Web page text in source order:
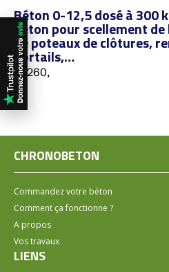
Béton 0-12,5 dosé à 300
béton pour scellement
de poteaux de clôtures,
portails,…
76260,
CHRONOBETON
Commandez votre béton
Comment ça fonctionne ?
A propos
Vos travaux
LIENS